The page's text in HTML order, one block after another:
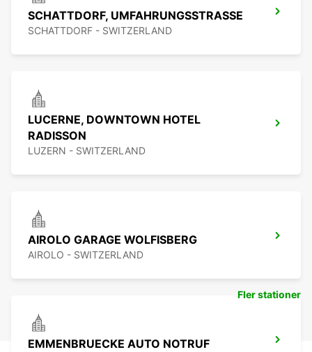
SCHATTDORF, UMFAHRUNGSSTRASSE
SCHATTDORF - SWITZERLAND
LUCERNE, DOWNTOWN HOTEL
RADISSON
LUZERN - SWITZERLAND
AIROLO GARAGE WOLFISBERG
AIROLO - SWITZERLAND
EMMENBRUECKE AUTO NOTRUF
Fler stationer